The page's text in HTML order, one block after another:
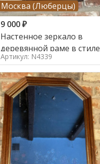
Москва (Люберцы)
9 000₽
Настенное зеркало в
деревянной раме в стиле
Артикул: N4339